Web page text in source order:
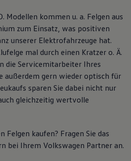
Modellen kommen u. a. Felgen aus
zum Einsatz, was positiven
unserer Elektrofahrzeuge hat.
mal durch einen Kratzer o. Ä.
die Servicemitarbeiter Ihres
außerdem gern wieder optisch für
sparen Sie dabei nicht nur
gleichzeitig wertvolle
Felgen kaufen? Fragen Sie das
bei Ihrem Volkswagen Partner an.